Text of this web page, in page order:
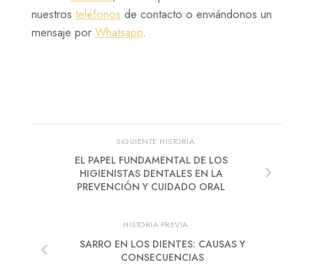
nuestros teléfonos de contacto o enviándonos un
mensaje por Whatsapp.
SIGUIENTE HISTORIA
EL PAPEL FUNDAMENTAL DE LOS
HIGIENISTAS DENTALES EN LA
PREVENCIÓN Y CUIDADO ORAL
HISTORIA PREVIA
SARRO EN LOS DIENTES: CAUSAS Y
CONSECUENCIAS